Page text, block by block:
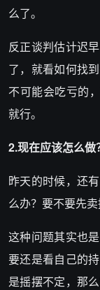
么了。
反正谈判估计迟
了，就看如何找
不可能会吃亏的
就行。
2.现在应该怎么做
昨天的时候，还
么办？要不要先卖
这种问题其实也
要还是看自己的
是摇摆不定，那